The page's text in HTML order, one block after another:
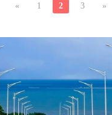
« 1 2 3 »